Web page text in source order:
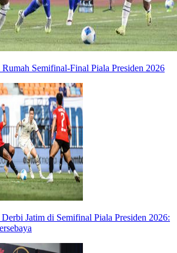
Semifinal-Final Piala Presiden 2026
Derbi Jatim di Semifinal Piala Presiden 2026: